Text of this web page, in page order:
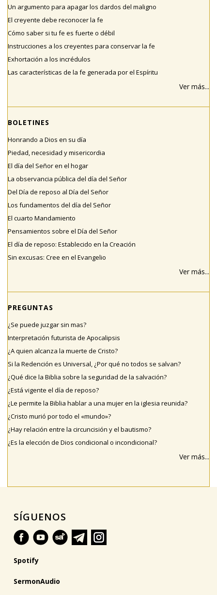
Un argumento para apagar los dardos del maligno
El creyente debe reconocer la fe
Cómo saber si tu fe es fuerte o débil
Instrucciones a los creyentes para conservar la fe
Exhortación a los incrédulos
Las características de la fe generada por el Espíritu
Ver más...
BOLETINES
Honrando a Dios en su día
Piedad, necesidad y misericordia
El día del Señor en el hogar
La observancia pública del día del Señor
Del Día de reposo al Día del Señor
Los fundamentos del día del Señor
El cuarto Mandamiento
Pensamientos sobre el Día del Señor
El día de reposo: Establecido en la Creación
Sin excusas: Cree en el Evangelio
Ver más...
PREGUNTAS
¿Se puede juzgar sin mas?
Interpretación futurista de Apocalipsis
¿A quien alcanza la muerte de Cristo?
Si la Redención es Universal, ¿Por qué no todos se salvan?
¿Qué dice la Biblia sobre la seguridad de la salvación?
¿Está vigente el día de reposo?
¿Le permite la Biblia hablar a una mujer en la iglesia reunida?
¿Cristo murió por todo el «mundo»?
¿Hay relación entre la circuncisión y el bautismo?
¿Es la elección de Dios condicional o incondicional?
Ver más...
SÍGUENOS
Spotify
SermonAudio